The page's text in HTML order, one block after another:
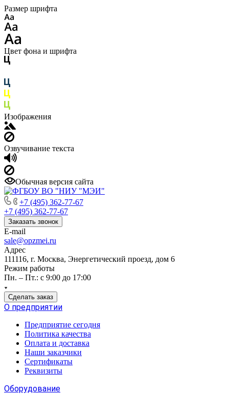
Размер шрифта
Цвет фона и шрифта
Изображения
Озвучивание текста
Обычная версия сайта
+7 (495) 362-77-67
+7 (495) 362-77-67
Заказать звонок
E-mail
sale@opzmei.ru
Адрес
111116, г. Москва, Энергетический проезд, дом 6
Режим работы
Пн. – Пт.: с 9:00 до 17:00
Сделать заказ
О предприятии
Предприятие сегодня
Политика качества
Оплата и доставка
Наши заказчики
Сертификаты
Реквизиты
Оборудование